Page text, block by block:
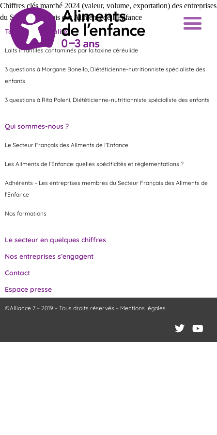
Chiffres clés marché 2024 (valeur, volume, exportation) des entreprises
du Secteur Français des Aliments de l’Enfance
Toutes les actualités
Laits infantiles contaminés par la toxine céréulide
3 questions à Morgane Bonello, Diététicienne-nutritionniste spécialiste des
enfants
3 questions à Rita Paleni, Diététicienne-nutritionniste spécialiste des enfants
Qui sommes-nous ?
Le Secteur Français des Aliments de l’Enfance
Les Aliments de l’Enfance: quelles spécificités et réglementations ?
Adhérents – Les entreprises membres du Secteur Français des Aliments de
l’Enfance
Nos formations
Le secteur en quelques chiffres
Nos entreprises s’engagent
Contact
Espace presse
©Alliance 7 – 2019 – Tous droits réservés – Mentions légales